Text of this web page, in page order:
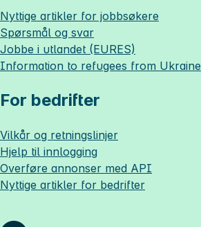
Nyttige artikler for jobbsøkere
Spørsmål og svar
Jobbe i utlandet (EURES)
Information to refugees from Ukraine
For bedrifter
Vilkår og retningslinjer
Hjelp til innlogging
Overføre annonser med API
Nyttige artikler for bedrifter